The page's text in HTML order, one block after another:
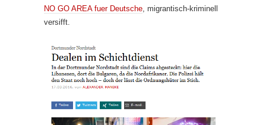
NO GO AREA fuer Deutsche , migrantisch-kriminell
versifft.